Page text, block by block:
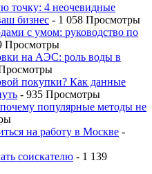
точку: 4 неочевидные
бизнес - 1 058 Просмотры
с умом: руководство по
Просмотры
на АЭС: роль воды в
покупки? Как данные
- 935 Просмотры
популярные методы не
на работу в Москве -
соискателю - 1 139